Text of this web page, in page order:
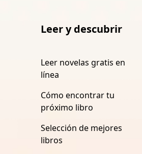
Leer y descubrir
Leer novelas gratis en
línea
Cómo encontrar tu
próximo libro
Selección de mejores
libros